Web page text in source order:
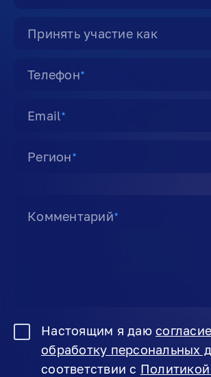
Принять участие как
Телефон ★
Email ★
Регион ★
Комментарий ★
Настоящим я даю
обработку персональных
соответствии с